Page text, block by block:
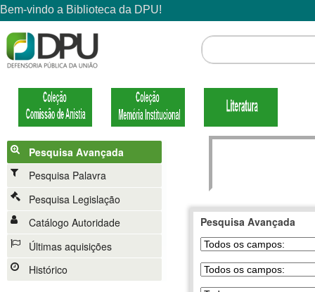
Pesquisa Avançada
Pesquisa Palavra
Pesquisa Legislação
Catálogo Autoridade
Últimas aquisições
Histórico
Pesquisa Avançada